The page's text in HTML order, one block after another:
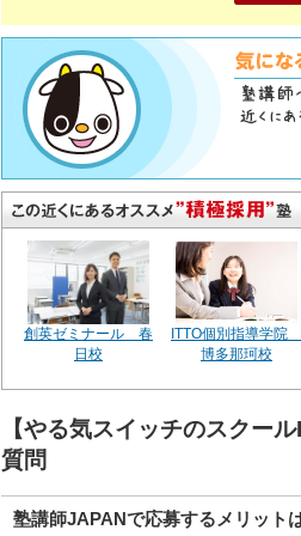
創英ゼミナール 春
日校
ITTO個別指導学院
博多那珂校
【やる気スイッチのスクー
質問
塾講師JAPANで応募するメリット